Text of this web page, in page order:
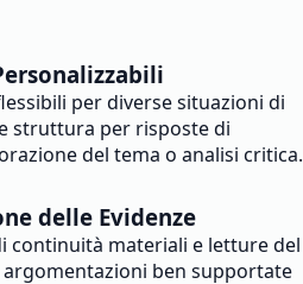
per diverse situazioni di
struttura per risposte di
del tema o analisi critica.
delle Evidenze
continuità materiali e letture del
ben supportate